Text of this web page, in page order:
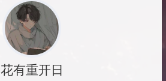
花有重开日